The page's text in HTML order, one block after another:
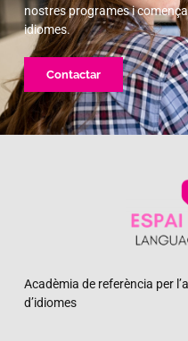
nostres programes i
idiomes.
Contactar
Acadèmia de referència per
d’idiomes